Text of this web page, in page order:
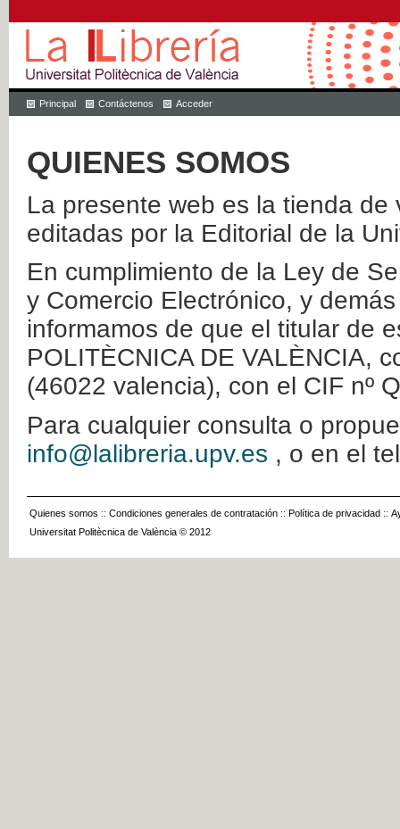
Principal Contáctenos Acceder
QUIENES SOMOS
La presente web es la tienda
editadas por la Editorial de la
En cumplimiento de la Ley de
y Comercio Electrónico, y
informamos de que el titular de
POLITÈCNICA DE VALÈNCIA,
(46022 valencia), con el CIF nº
Para cualquier consulta o
info@lalibreria.upv.es , o en el
Quienes somos :: Condiciones generales de contratación :: Política de privacidad ::
Universitat Politècnica de València © 2012